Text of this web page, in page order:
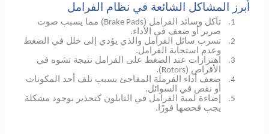
أبرز المشاكل الشائعة في نظام الفرامل
1. تآكل وسائد الفرامل (Brake Pads) مما يسبب صوت
صرير أو ضعف في الأداء.
2.
تسرب سائل الفرامل والذي يؤدي إلى خلل في الضغط
وعدم استجابة الفرامل.
3.
اهتزازات عند الضغط على الفرامل نتيجة تشوه في
الأقراص (Rotors
).
4.
ضعف أداء الفرملة المفاجئ بسبب تلف أحد المكونات
أو نقص في السوائل.
5.
إضاءة لمبة الفرامل في التابلون كتحذير بوجود مشكلة
يجب فحصها فورًا.